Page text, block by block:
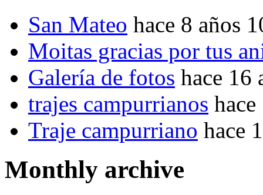
San Mateo hace 8 años
Moitas gracias por tus
Galería de fotos hace 16
trajes campurrianos
Traje campurriano hace
Monthly archive